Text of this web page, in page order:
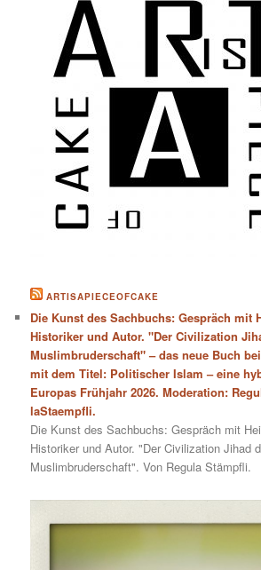
ARTISAPIECEOFCAKE
Die Kunst des Sachbuchs: Gespräch mit
Historiker und Autor. "Der Civilization
Muslimbruderschaft" – das neue Buch
mit dem Titel: Politischer Islam – eine
Europas Frühjahr 2026. Moderation:
laStaempfli.
Die Kunst des Sachbuchs: Gespräch mit
Historiker und Autor. "Der Civilization Jihad
Muslimbruderschaft". Von Regula Stämpfli.